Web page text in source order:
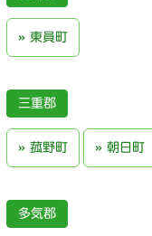
東員町
三重郡
菰野町 朝日町
多気郡